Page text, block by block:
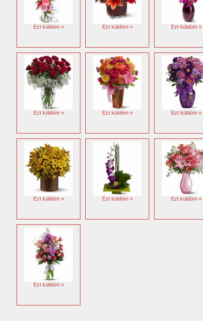
Ezt küldöm » Ezt küldöm » Ezt küldöm »
Ezt küldöm » Ezt küldöm » Ezt küldöm »
Ezt küldöm » Ezt küldöm »
Ezt küldöm »
Ezt küldöm »